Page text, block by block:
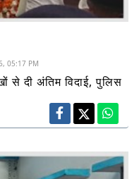
05:17 PM
से दी अंतिम विदाई, पुलिस